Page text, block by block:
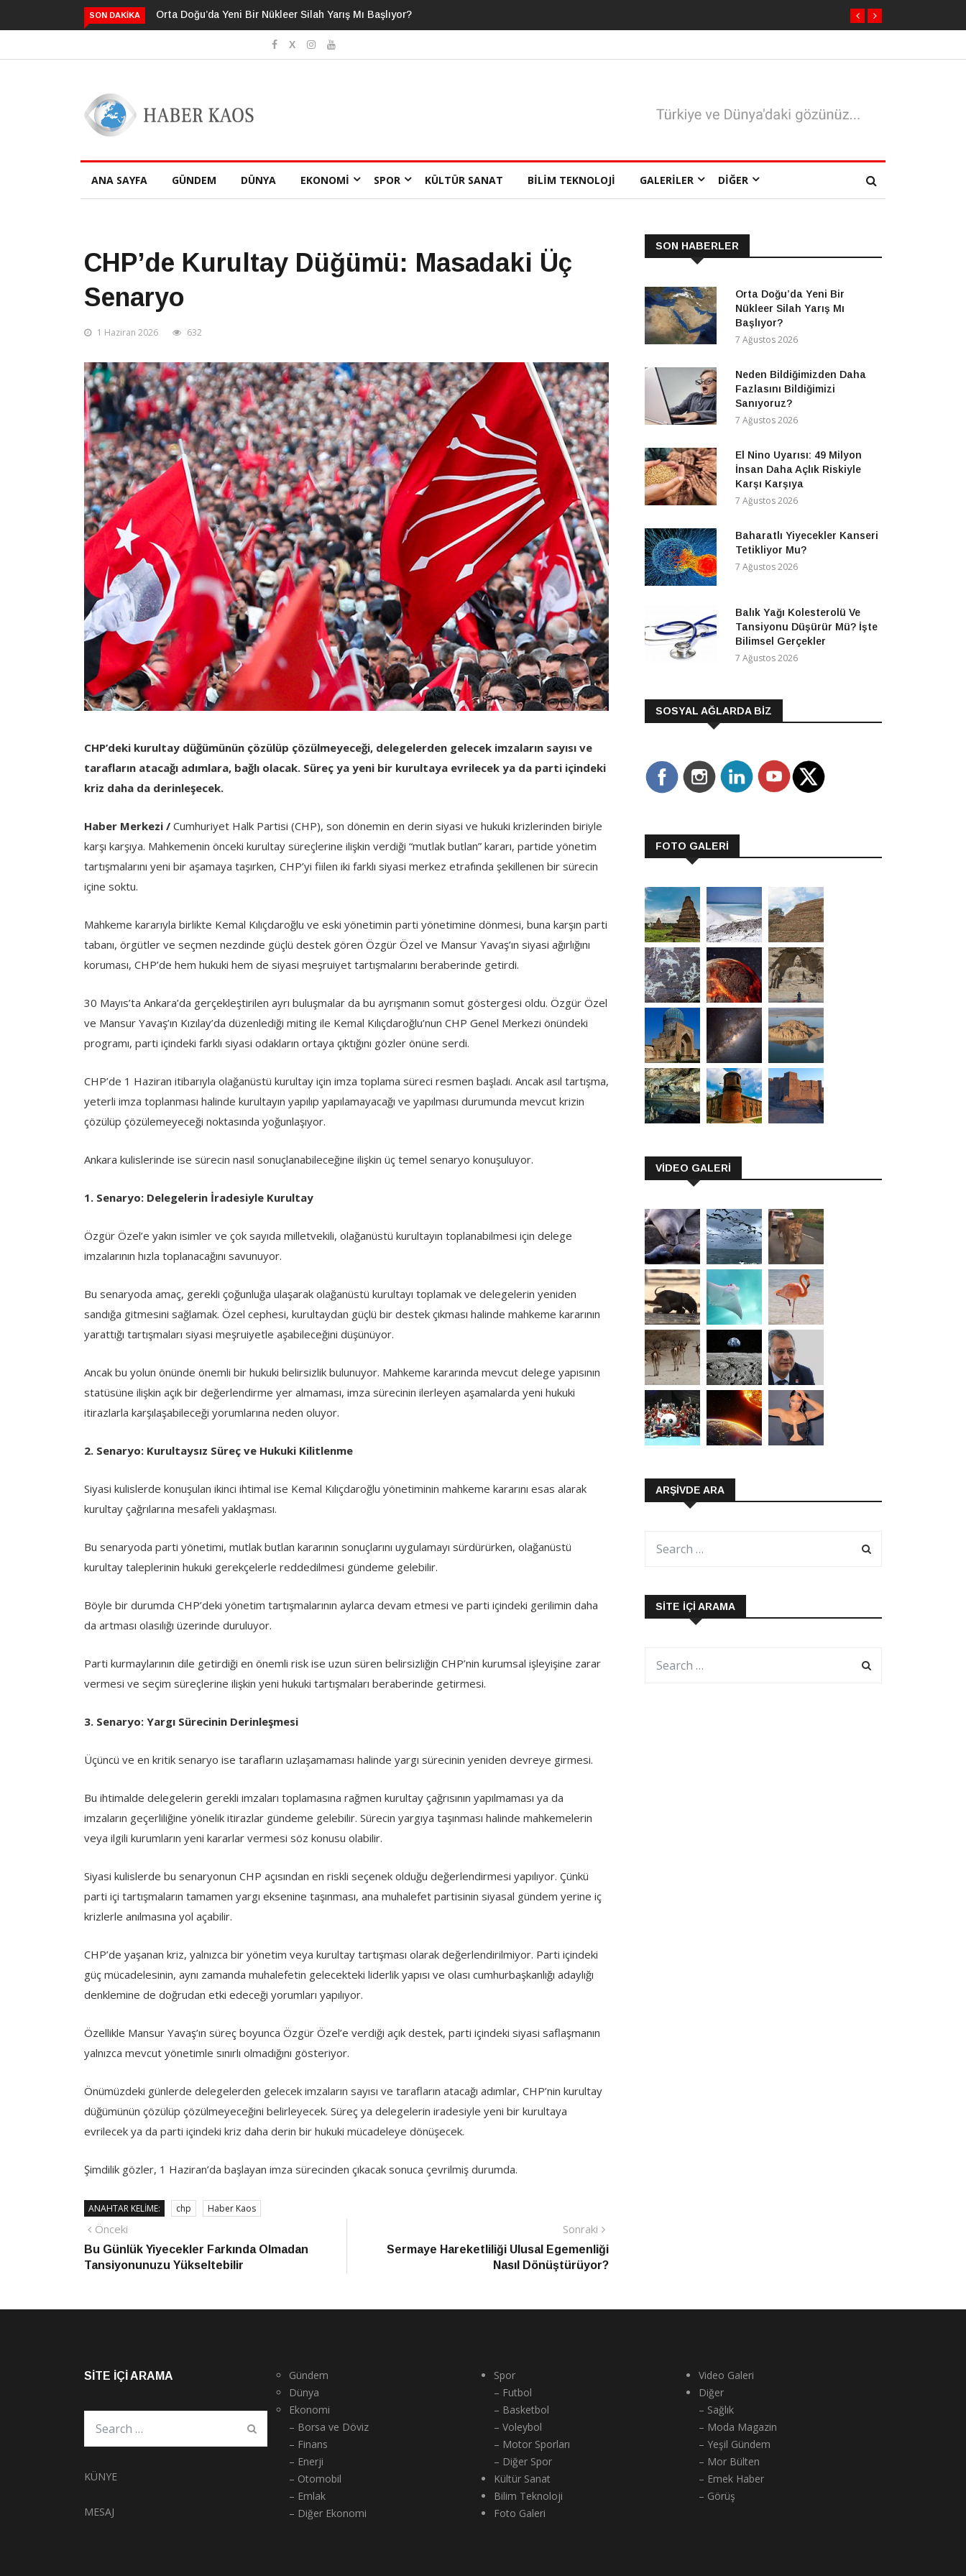
SON DAKIKA Neden Bildiğimizden Daha Fazlasını Bildiğimizi Sanıyoruz?
ANA SAYFA GÜNDEM DÜNYA EKONOMI SPOR KÜLTÜR SANAT BILIM TEKNOLOJI GALERILER DIĞER
CHP’de Kurultay Düğümü: Masadaki Üç
Senaryo
1 Haziran 2026 632
CHP’deki kurultay düğümünün çözülüp çözülmeyeceği, delegelerden gelecek imzaların sayısı ve
tarafların atacağı adımlara, bağlı olacak. Süreç ya yeni bir kurultaya evrilecek ya da parti içindeki
kriz daha da derinleşecek.
Haber Merkezi / Cumhuriyet Halk Partisi (CHP), son dönemin en derin siyasi ve hukuki krizlerinden biriyle
karşı karşıya. Mahkemenin önceki kurultay süreçlerine ilişkin verdiği “mutlak butlan” kararı, partide yönetim
tartışmalarını yeni bir aşamaya taşırken, CHP’yi fiilen iki farklı siyasi merkez etrafında şekillenen bir sürecin
içine soktu.
Mahkeme kararıyla birlikte Kemal Kılıçdaroğlu ve eski yönetimin parti yönetimine dönmesi, buna karşın parti
tabanı, örgütler ve seçmen nezdinde güçlü destek gören Özgür Özel ve Mansur Yavaş’ın siyasi ağırlığını
koruması, CHP’de hem hukuki hem de siyasi meşruiyet tartışmalarını beraberinde getirdi.
30 Mayıs’ta Ankara’da gerçekleştirilen ayrı buluşmalar da bu ayrışmanın somut göstergesi oldu. Özgür Özel
ve Mansur Yavaş’ın Kızılay’da düzenlediği miting ile Kemal Kılıçdaroğlu’nun CHP Genel Merkezi önündeki
programı, parti içindeki farklı siyasi odakların ortaya çıktığını gözler önüne serdi.
CHP’de 1 Haziran itibarıyla olağanüstü kurultay için imza toplama süreci resmen başladı. Ancak asıl tartışma,
yeterli imza toplanması halinde kurultayın yapılıp yapılamayacağı ve yapılması durumunda mevcut krizin
çözülüp çözülemeyeceği noktasında yoğunlaşıyor.
Ankara kulislerinde ise sürecin nasıl sonuçlanabileceğine ilişkin üç temel senaryo konuşuluyor.
1. Senaryo: Delegelerin İradesiyle Kurultay
Özgür Özel’e yakın isimler ve çok sayıda milletvekili, olağanüstü kurultayın toplanabilmesi için delege
imzalarının hızla toplanacağını savunuyor.
Bu senaryoda amaç, gerekli çoğunluğa ulaşarak olağanüstü kurultayı toplamak ve delegelerin yeniden
sandığa gitmesini sağlamak. Özel cephesi, kurultaydan güçlü bir destek çıkması halinde mahkeme kararının
yarattığı tartışmaları siyasi meşruiyetle aşabileceğini düşünüyor.
Ancak bu yolun önünde önemli bir hukuki belirsizlik bulunuyor. Mahkeme kararında mevcut delege yapısının
statüsüne ilişkin açık bir değerlendirme yer almaması, imza sürecinin ilerleyen aşamalarda yeni hukuki
itirazlarla karşılaşabileceği yorumlarına neden oluyor.
2. Senaryo: Kurultaysız Süreç ve Hukuki Kilitlenme
Siyasi kulislerde konuşulan ikinci ihtimal ise Kemal Kılıçdaroğlu yönetiminin mahkeme kararını esas alarak
kurultay çağrılarına mesafeli yaklaşması.
Bu senaryoda parti yönetimi, mutlak butlan kararının sonuçlarını uygulamayı sürdürürken, olağanüstü
kurultay taleplerinin hukuki gerekçelerle reddedilmesi gündeme gelebilir.
Böyle bir durumda CHP’deki yönetim tartışmalarının aylarca devam etmesi ve parti içindeki gerilimin daha
da artması olasılığı üzerinde duruluyor.
Parti kurmaylarının dile getirdiği en önemli risk ise uzun süren belirsizliğin CHP’nin kurumsal işleyişine zarar
vermesi ve seçim süreçlerine ilişkin yeni hukuki tartışmaları beraberinde getirmesi.
3. Senaryo: Yargı Sürecinin Derinleşmesi
Üçüncü ve en kritik senaryo ise tarafların uzlaşamaması halinde yargı sürecinin yeniden devreye girmesi.
Bu ihtimalde delegelerin gerekli imzaları toplamasına rağmen kurultay çağrısının yapılmaması ya da
imzaların geçerliliğine yönelik itirazlar gündeme gelebilir. Sürecin yargıya taşınması halinde mahkemelerin
veya ilgili kurumların yeni kararlar vermesi söz konusu olabilir.
Siyasi kulislerde bu senaryonun CHP açısından en riskli seçenek olduğu değerlendirmesi yapılıyor. Çünkü
parti içi tartışmaların tamamen yargı eksenine taşınması, ana muhalefet partisinin siyasal gündem yerine iç
krizlerle anılmasına yol açabilir.
CHP’de yaşanan kriz, yalnızca bir yönetim veya kurultay tartışması olarak değerlendirilmiyor. Parti içindeki
güç mücadelesinin, aynı zamanda muhalefetin gelecekteki liderlik yapısı ve olası cumhurbaşkanlığı adaylığı
denklemine de doğrudan etki edeceği yorumları yapılıyor.
Özellikle Mansur Yavaş’ın süreç boyunca Özgür Özel’e verdiği açık destek, parti içindeki siyasi saflaşmanın
yalnızca mevcut yönetimle sınırlı olmadığını gösteriyor.
Önümüzdeki günlerde delegelerden gelecek imzaların sayısı ve tarafların atacağı adımlar, CHP’nin kurultay
düğümünün çözülüp çözülmeyeceğini belirleyecek. Süreç ya delegelerin iradesiyle yeni bir kurultaya
evrilecek ya da parti içindeki kriz daha derin bir hukuki mücadeleye dönüşecek.
Şimdilik gözler, 1 Haziran’da başlayan imza sürecinden çıkacak sonuca çevrilmiş durumda.
ANAHTAR KELIME: chp Haber Kaos
Yazı
gezinmesi
Önceki
haber
Bu Günlük Yiyecekler Farkında Olmadan
Tansiyonunuzu Yükseltebilir
Sonraki
Haber
Sermaye Hareketliliği Ulusal Egemenliği
Nasıl Dönüştürüyor?
SON HABERLER
Orta Doğu’da Yeni Bir
Nükleer Silah Yarış Mı
Başlıyor?
7 Ağustos 2026
Neden Bildiğimizden Daha
Fazlasını Bildiğimizi
Sanıyoruz?
7 Ağustos 2026
El Nino Uyarısı: 49 Milyon
İnsan Daha Açlık Riskiyle
Karşı Karşıya
7 Ağustos 2026
Baharatlı Yiyecekler Kanseri
Tetikliyor Mu?
7 Ağustos 2026
Balık Yağı Kolesterolü Ve
Tansiyonu Düşürür Mü? İşte
Bilimsel Gerçekler
7 Ağustos 2026
SOSYAL AĞLARDA BİZ
FOTO GALERİ
VİDEO GALERİ
ARŞIVDE ARA
SITE İÇI ARAMA
SITE İÇI ARAMA
KÜNYE
MESAJ
Gündem
Dünya
Ekonomi
– Borsa ve Döviz
– Finans
– Enerji
– Otomobil
– Emlak
– Diğer Ekonomi
Spor
– Futbol
– Basketbol
– Voleybol
– Motor Sporları
– Diğer Spor
Kültür Sanat
Bilim Teknoloji
Foto Galeri
Video Galeri
Diğer
– Sağlık
– Moda Magazin
– Yeşil Gündem
– Mor Bülten
– Emek Haber
– Görüş